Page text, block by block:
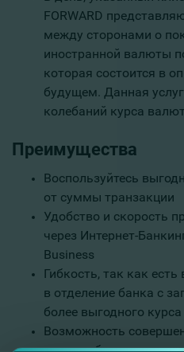
FORWARD
между сторонами о
иностранной валюты
которая состоится в
будущем. Данная
колебаний курса
Преимущества
Воспользуйтесь
от суммы транзакции
Удобство и скорость
через Интернет-
Business
Гибкость, так как
в отделение банка с
более выгодного курса
Возможность